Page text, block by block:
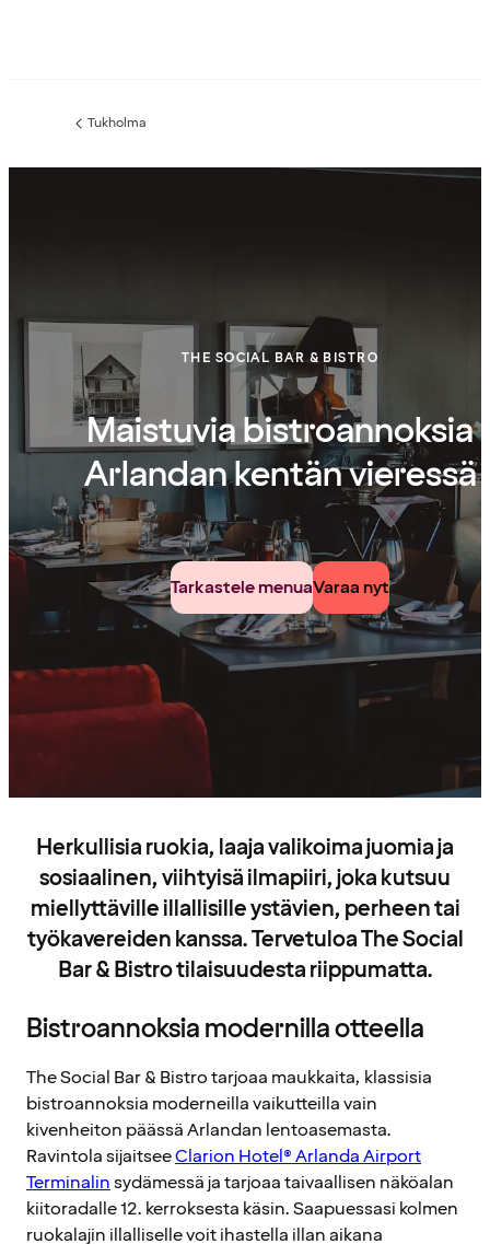
Edellinen
Tukholma
THE SOCIAL BAR & BISTRO
Maistuvia bistroannoksia
Arlandan kentän vieressä
Tarkastele menuaVaraa nyt
Herkullisia ruokia, laaja valikoima juomia ja
sosiaalinen, viihtyisä ilmapiiri, joka kutsuu
miellyttäville illallisille ystävien, perheen tai
työkavereiden kanssa. Tervetuloa The Social
Bar & Bistro tilaisuudesta riippumatta.
Bistroannoksia modernilla otteella
The Social Bar & Bistro tarjoaa maukkaita, klassisia
bistroannoksia moderneilla vaikutteilla vain
kivenheiton päässä Arlandan lentoasemasta.
Ravintola sijaitseeClarion Hotel® Arlanda Airport
Terminalinsydämessä ja tarjoaa taivaallisen näköalan
kiitoradalle 12. kerroksesta käsin. Saapuessasi kolmen
ruokalajin illalliselle voit ihastella illan aikana